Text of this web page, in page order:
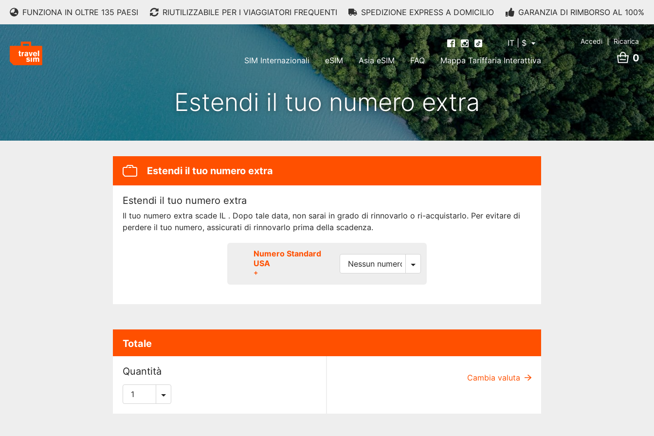
FUNZIONA IN OLTRE 135 PAESI RIUTILIZZABILE PER I VIAGGIATORI FREQUENTI SPEDIZIONE EXPRESS A DOMICILIO GARANZIA DI RIMBORSO AL 100%
IT | $
SIM Internazionali
eSIM Asia eSIM FAQ Mappa Tariffaria Interattiva 0
Accedi Ricarica
Estendi il tuo numero extra
Estendi il tuo numero extra
Estendi il tuo numero extra
Il tuo numero extra scade IL . Dopo tale data, non sarai in grado di rinnovarlo o ri-acquistarlo. Per evitare di
perdere il tuo numero, assicurati di rinnovarlo prima della scadenza.
Numero Standard
USA
+
Totale
Quantità
Cambia valuta